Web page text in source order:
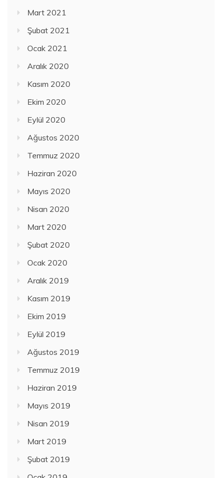
Mart 2021
Şubat 2021
Ocak 2021
Aralık 2020
Kasım 2020
Ekim 2020
Eylül 2020
Ağustos 2020
Temmuz 2020
Haziran 2020
Mayıs 2020
Nisan 2020
Mart 2020
Şubat 2020
Ocak 2020
Aralık 2019
Kasım 2019
Ekim 2019
Eylül 2019
Ağustos 2019
Temmuz 2019
Haziran 2019
Mayıs 2019
Nisan 2019
Mart 2019
Şubat 2019